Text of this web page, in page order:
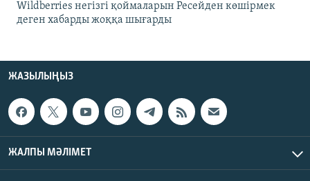
Wildberries негізгі қоймаларын Ресейден көшірмек
деген хабарды жоққа шығарды
ЖАЗЫЛЫҢЫЗ
ЖАЛПЫ МӘЛІМЕТ